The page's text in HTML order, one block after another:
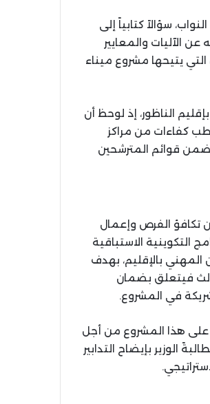
سؤالاً كتابياً إلى
الآليات والمعايير
يتيحها مشروع ميناء
الناظور، إذ لوحظ أن
كفاءات من مراكز
قوائم المترشحين
تكافؤ الفرص وإعمال
التكوينية الاستباقية
بالإقليم، بهدف
فيتعلق بضمان
في المشروع.
على هذا المشروع من أجل
الوزير بإيضاح التدابير